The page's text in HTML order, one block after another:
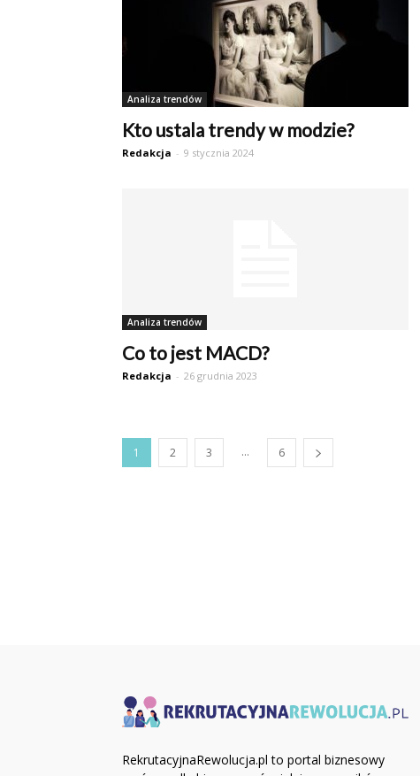
Analiza trendów
Kto ustala trendy w modzie?
Redakcja - 9 stycznia 2024
Analiza trendów
Co to jest MACD?
Redakcja - 26 grudnia 2023
1 2 3 ... 6
RekrutacyjnaRewolucja.pl to portal biznesowy